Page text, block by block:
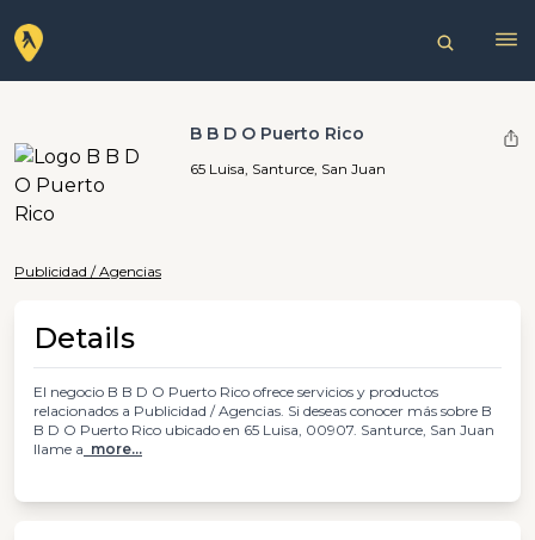
B B D O Puerto Rico
65 Luisa, Santurce, San Juan
Publicidad / Agencias
Details
El negocio B B D O Puerto Rico ofrece servicios y productos
relacionados a Publicidad / Agencias. Si deseas conocer más sobre B
B D O Puerto Rico ubicado en 65 Luisa, 00907. Santurce, San Juan
llame a more...